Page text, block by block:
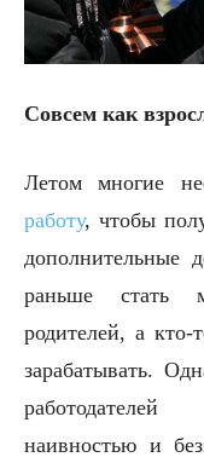
Совсем как
Летом многие
работу, чтобы
дополнительные
раньше стать
родителей, а
зарабатывать.
наивностью и